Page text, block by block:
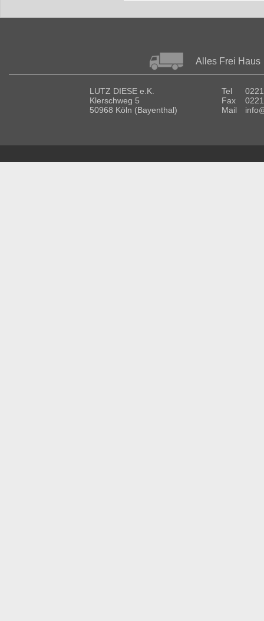
Alles Frei Haus
LUTZ DIESE e.K.
Klerschweg 5
50968 Köln (Bayenthal)
Tel
Fax
Mail